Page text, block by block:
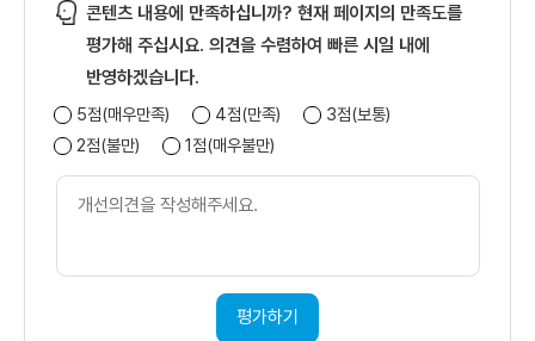
다. 개인정보의 보유 및 이용기간
- 수집되는 개인정보는 원칙적으로 회원 탈퇴 시 지체없이 파기합니다.
있는 경우에는 해당 법령에서 정한 기간(준영구)동안 안전하게
보관합니다.
라. 동의거부 권리 및 불이익 내용
콘텐츠 내용에 만족하십니까? 현재 페이지의 만족도를
평가해 주십시요. 의견을 수렴하여 빠른 시일 내에
반영하겠습니다.
5점(매우만족) 4점(만족)
3점(보통)
2점(불만)
1점(매우불만)
개
평가하기